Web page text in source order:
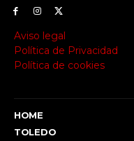
Aviso legal
Política de Privacidad
Política de cookies
HOME
TOLEDO